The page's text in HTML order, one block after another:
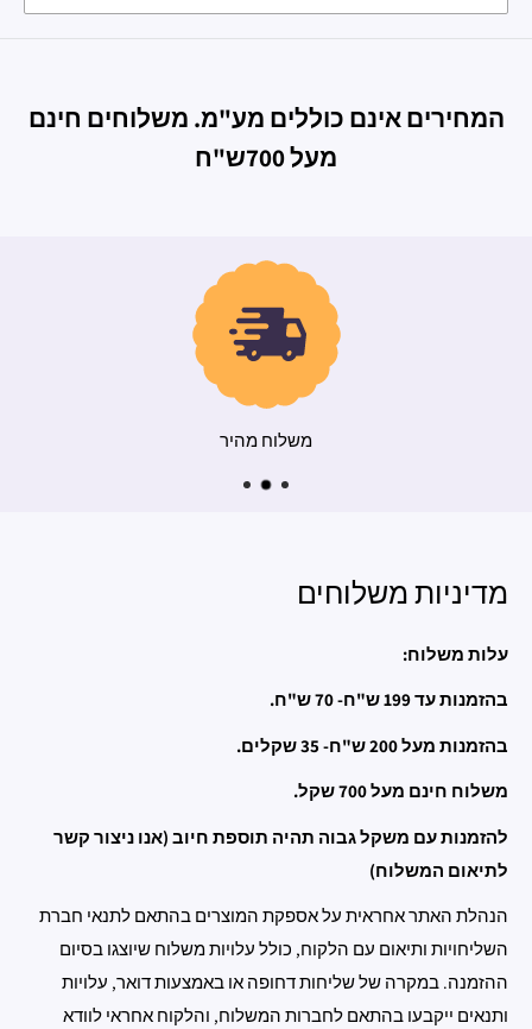
המחירים אינם כוללים מע"מ. משלוחים חינם
מעל 700ש"ח
משלוח מהיר
מדיניות משלוחים
עלות משלוח:
בהזמנות עד 199 ש"ח- 70 ש"ח.
בהזמנות מעל 200 ש"ח- 35 שקלים.
משלוח חינם מעל 700 שקל.
להזמנות עם משקל גבוה תהיה תוספת חיוב (אנו ניצור קשר
לתיאום המשלוח)
הנהלת האתר אחראית על אספקת המוצרים בהתאם לתנאי חברת
השליחויות ותיאום עם הלקוח, כולל עלויות משלוח שיוצגו בסיום
ההזמנה. במקרה של שליחות דחופה או באמצעות דואר, עלויות
ותנאים ייקבעו בהתאם לחברות המשלוח, והלקוח אחראי לוודא